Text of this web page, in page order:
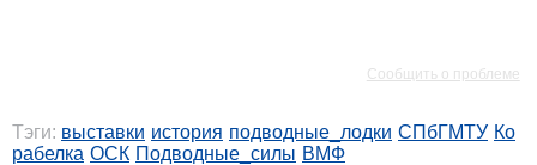
Сообщить о проблеме
Тэги: выставки история подводные_лодки СПбГМТУ Ко
рабелка ОСК Подводные_силы ВМФ